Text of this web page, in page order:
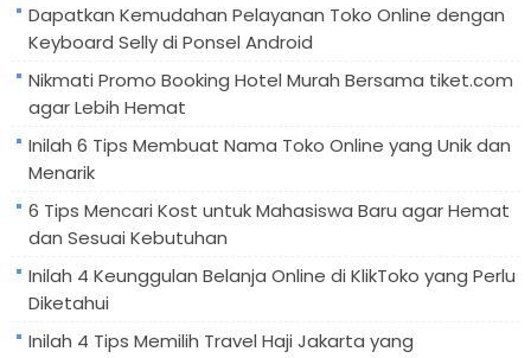
Dapatkan Kemudahan Pelayanan Toko Online dengan
Keyboard Selly di Ponsel Android
Nikmati Promo Booking Hotel Murah Bersama tiket.com
agar Lebih Hemat
Inilah 6 Tips Membuat Nama Toko Online yang Unik dan
Menarik
6 Tips Mencari Kost untuk Mahasiswa Baru agar Hemat
dan Sesuai Kebutuhan
Inilah 4 Keunggulan Belanja Online di KlikToko yang Perlu
Diketahui
Inilah 4 Tips Memilih Travel Haji Jakarta yang